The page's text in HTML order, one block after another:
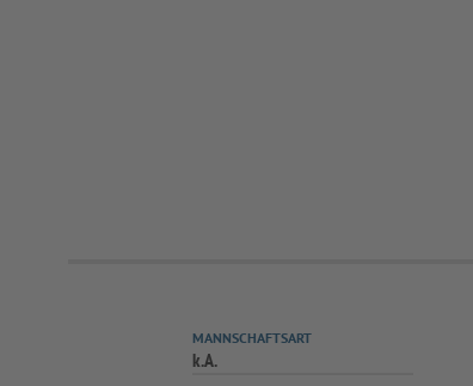
MANNSCHAFTSART
k.A.